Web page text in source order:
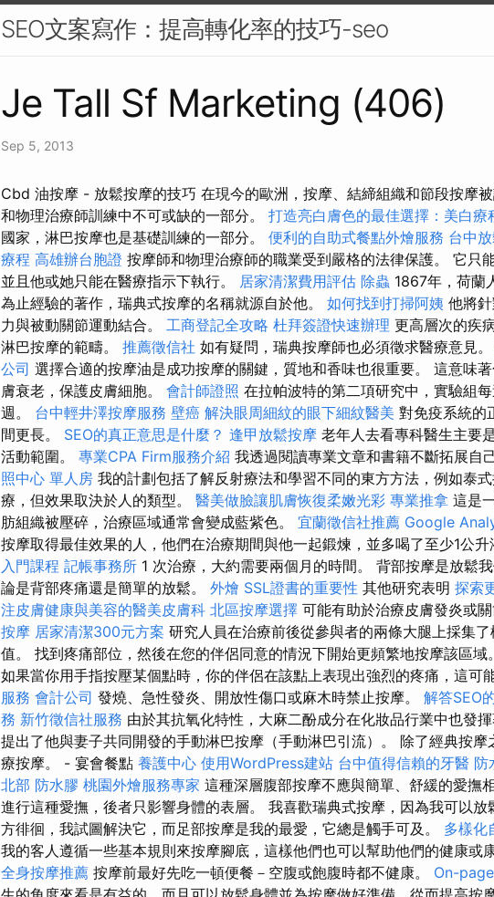
SEO文案寫作：提高轉化率的技巧-seo
Je Tall Sf Marketing (406)
Sep 5, 2013
Cbd 油按摩 - 放鬆按摩的技巧 在現今的歐洲，按摩、結締組織和節段按摩
和物理治療師訓練中不可或缺的一部分。 打造亮白膚色的最佳選擇：美白療
國家，淋巴按摩也是基礎訓練的一部分。 便利的自助式餐點外燴服務 台中
療程 高雄辦台胞證 按摩師和物理治療師的職業受到嚴格的法律保護。 它只
並且他或她只能在醫療指示下執行。 居家清潔費用評估 除蟲 1867年，荷蘭
為止經驗的著作，瑞典式按摩的名稱就源自於他。 如何找到打掃阿姨 他將
力與被動關節運動結合。 工商登記全攻略 杜拜簽證快速辦理 更高層次的疾
淋巴按摩的範疇。 推薦徵信社 如有疑問，瑞典按摩師也必須徵求醫療意見。
公司 選擇合適的按摩油是成功按摩的關鍵，質地和香味也很重要。 這意味
膚衰老，保護皮膚細胞。 會計師證照 在拉帕波特的第二項研究中，實驗組
週。 台中輕井澤按摩服務 壁癌 解決眼周細紋的眼下細紋醫美 對免疫系統的
間更長。 SEO的真正意思是什麼？ 逢甲放鬆按摩 老年人去看專科醫生主要
活動範圍。 專業CPA Firm服務介紹 我透過閱讀專業文章和書籍不斷拓展自
照中心 單人房 我的計劃包括了解反射療法和學習不同的東方方法，例如泰
療，但效果取決於人的類型。 醫美做臉讓肌膚恢復柔嫩光彩 專業推拿 這是
肪組織被壓碎，治療區域通常會變成藍紫色。 宜蘭徵信社推薦 Google
按摩取得最佳效果的人，他們在治療期間與他一起鍛煉，並多喝了至少1公升
入門課程 記帳事務所 1 次治療，大約需要兩個月的時間。 背部按摩是放鬆
論是背部疼痛還是簡單的放鬆。 外燴 SSL證書的重要性 其他研究表明 探索
注皮膚健康與美容的醫美皮膚科 北區按摩選擇 可能有助於治療皮膚發炎或
按摩 居家清潔300元方案 研究人員在治療前後從參與者的兩條大腿上採集
值。 找到疼痛部位，然後在您的伴侶同意的情況下開始更頻繁地按摩該區域
如果當你用手指按壓某個點時，你的伴侶在該點上表現出強烈的疼痛，這可
服務 會計公司 發燒、急性發炎、開放性傷口或麻木時禁止按摩。 解答SEO
務 新竹徵信社服務 由於其抗氧化特性，大麻二酚成分在化妝品行業中也發
提出了他與妻子共同開發的手動淋巴按摩（手動淋巴引流）。 除了經典按
療按摩。 - 宴會餐點 養護中心 使用WordPress建站 台中值得信賴的牙醫 防
北部 防水膠 桃園外燴服務專家 這種深層腹部按摩不應與簡單、舒緩的愛撫
進行這種愛撫，後者只影響身體的表層。 我喜歡瑞典式按摩，因為我可以
方徘徊，我試圖解決它，而足部按摩是我的最愛，它總是觸手可及。 多樣化
我的客人遵循一些基本規則來按摩腳底，這樣他們也可以幫助他們的健康或
全身按摩推薦 按摩前最好先吃一頓便餐－空腹或飽腹時都不健康。 On-